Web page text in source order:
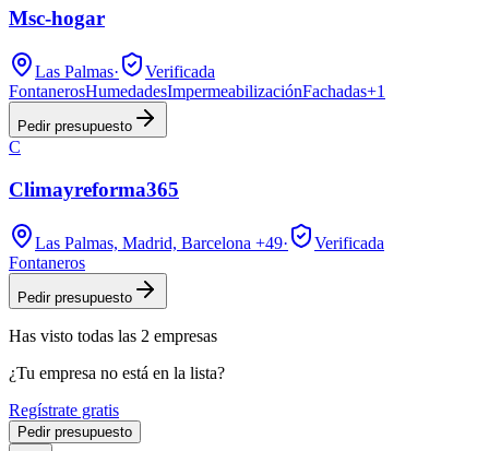
Msc-hogar
Las Palmas·
Verificada
FontanerosHumedadesImpermeabilizaciónFachadas+1
Pedir presupuesto
C
Climayreforma365
Las Palmas, Madrid, Barcelona +49·
Verificada
Fontaneros
Pedir presupuesto
Has visto todas las 2 empresas
¿Tu empresa no está en la lista?
Regístrate gratis
Pedir presupuesto